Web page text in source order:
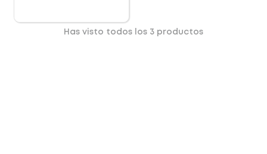
Has visto todos los 3 productos